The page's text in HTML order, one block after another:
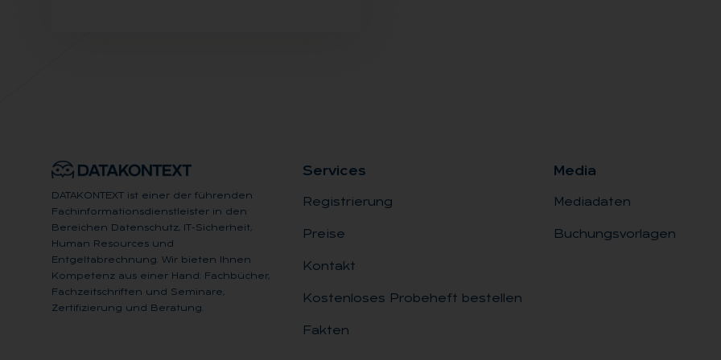
DATAKONTEXT ist einer der führenden
Fachinformationsdienstleister in den
Bereichen Datenschutz, IT-Sicherheit,
Human Resources und
Entgeltabrechnung. Wir bieten Ihnen
Kompetenz aus einer Hand: Fachbücher,
Fachzeitschriften und Seminare,
Zertifizierung und Beratung.
Ser­vices
Registrierung
Preise
Kontakt
Kostenloses Probeheft bestellen
Fakten
Me­dia
Mediadaten
Buchungsvorlagen